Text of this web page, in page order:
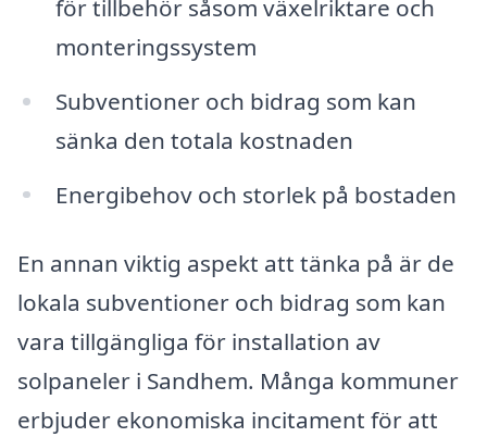
för tillbehör såsom växelriktare och
monteringssystem
Subventioner och bidrag som kan
sänka den totala kostnaden
Energibehov och storlek på bostaden
En annan viktig aspekt att tänka på är de
lokala subventioner och bidrag som kan
vara tillgängliga för installation av
solpaneler i Sandhem. Många kommuner
erbjuder ekonomiska incitament för att